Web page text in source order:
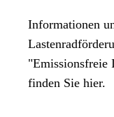
Informationen
"Emissionsfreie
finden Sie hier.